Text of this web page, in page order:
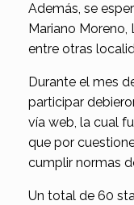
Además, se
Mariano Moreno,
entre otras
Durante el mes
participar
vía web, la cual
que por
cumplir normas
Un total de 60